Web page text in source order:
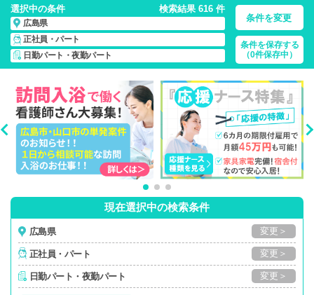
選択中の条件 検索結果 616 件
広島県
正社員・パート
日勤パート・夜勤パート
条件を変更
条件を保存する
（0件保存中）
広島県/日勤パート・夜勤パート/正社員・パート
の 看護師求
人・派遣・転職・募集一覧
現在選択中の検索条件
広島県 変更＞
正社員・パート 変更＞
日勤パート・夜勤パート 変更＞